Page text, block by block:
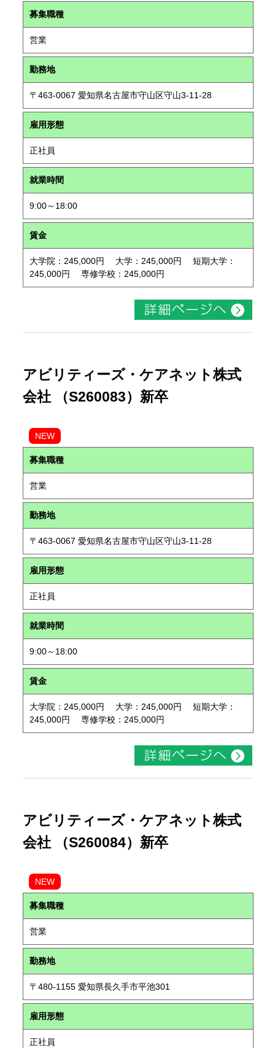
募集職種
営業
勤務地
〒463-0067 愛知県名古屋市守山区守山3-11-28
雇用形態
正社員
就業時間
9:00～18:00
賃金
大学院：245,000円 大学：245,000円 短期大学：
245,000円 専修学校：245,000円
アビリティーズ・ケアネット株式
会社 （S260083）新卒
NEW
募集職種
営業
勤務地
〒463-0067 愛知県名古屋市守山区守山3-11-28
雇用形態
正社員
就業時間
9:00～18:00
賃金
大学院：245,000円 大学：245,000円 短期大学：
245,000円 専修学校：245,000円
アビリティーズ・ケアネット株式
会社 （S260084）新卒
NEW
募集職種
営業
勤務地
〒480-1155 愛知県長久手市平池301
雇用形態
正社員